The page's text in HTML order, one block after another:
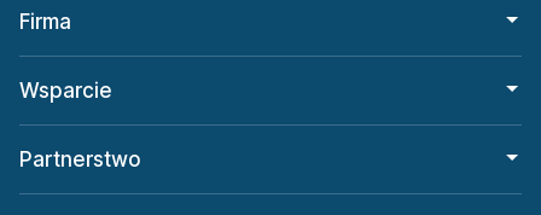
Firma
Wsparcie
Partnerstwo